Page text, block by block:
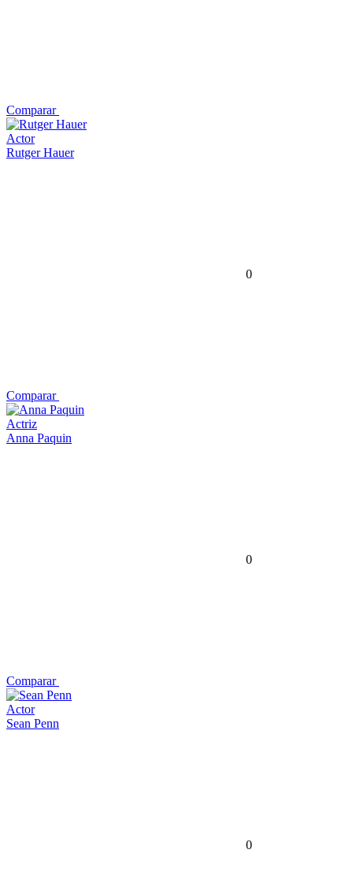
Comparar
Actor
Rutger Hauer
0
Comparar
Actriz
Anna Paquin
0
Comparar
Actor
Sean Penn
0